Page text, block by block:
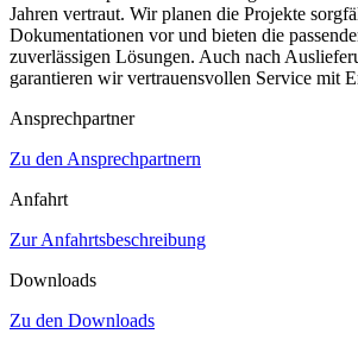
Jahren vertraut. Wir planen die Projekte
Dokumentationen vor und bieten die
zuverlässigen Lösungen. Auch nach
garantieren wir vertrauensvollen Service mit
Ansprechpartner
Zu den Ansprechpartnern
Anfahrt
Zur Anfahrtsbeschreibung
Downloads
Zu den Downloads